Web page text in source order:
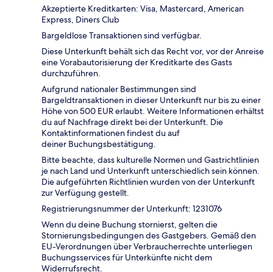
Akzeptierte Kreditkarten: Visa, Mastercard, American
Express, Diners Club
Bargeldlose Transaktionen sind verfügbar.
Diese Unterkunft behält sich das Recht vor, vor der Anreise
eine Vorabautorisierung der Kreditkarte des Gasts
durchzuführen.
Aufgrund nationaler Bestimmungen sind
Bargeldtransaktionen in dieser Unterkunft nur bis zu einer
Höhe von 500 EUR erlaubt. Weitere Informationen erhältst
du auf Nachfrage direkt bei der Unterkunft. Die
Kontaktinformationen findest du auf
deiner Buchungsbestätigung.
Bitte beachte, dass kulturelle Normen und Gastrichtlinien
je nach Land und Unterkunft unterschiedlich sein können.
Die aufgeführten Richtlinien wurden von der Unterkunft
zur Verfügung gestellt.
Registrierungsnummer der Unterkunft: 1231076
Wenn du deine Buchung stornierst, gelten die
Stornierungsbedingungen des Gastgebers. Gemäß den
EU-Verordnungen über Verbraucherrechte unterliegen
Buchungsservices für Unterkünfte nicht dem
Widerrufsrecht.